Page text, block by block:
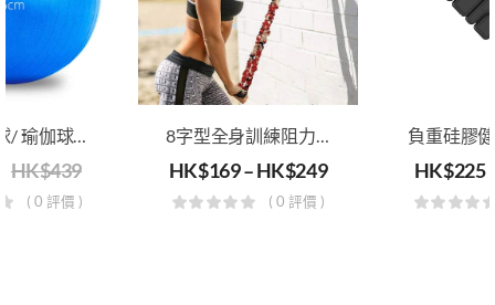
全身平衡球/ 瑜伽球 75厘米
HK$439
( 0 評價 )
8字型全身訓練阻力帶
HK$169–HK$249
( 0 評價 )
HK$225